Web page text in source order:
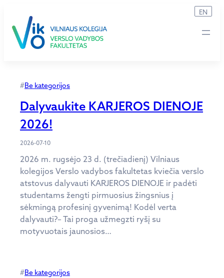
turinio
EN
#Be kategorijos
Dalyvaukite KARJEROS DIENOJE
2026!
2026-07-10
2026 m. rugsėjo 23 d. (trečiadienį) Vilniaus
kolegijos Verslo vadybos fakultetas kviečia verslo
atstovus dalyvauti KARJEROS DIENOJE ir padėti
studentams žengti pirmuosius žingsnius į
sėkmingą profesinį gyvenimą! Kodėl verta
dalyvauti?– Tai proga užmegzti ryšį su
motyvuotais jaunosios…
#Be kategorijos